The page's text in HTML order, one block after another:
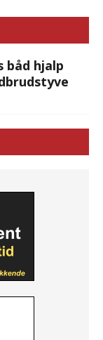
båd hjalp